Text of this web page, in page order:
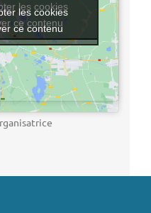
les cookies
ce contenu
les cookies
ce contenu